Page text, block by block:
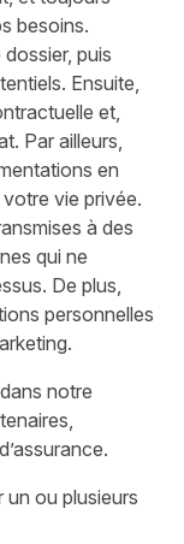
besoins.
puis
Ensuite,
et,
Par ailleurs,
en
vie privée.
à des
qui ne
De plus,
personnelles
notre
ou plusieurs